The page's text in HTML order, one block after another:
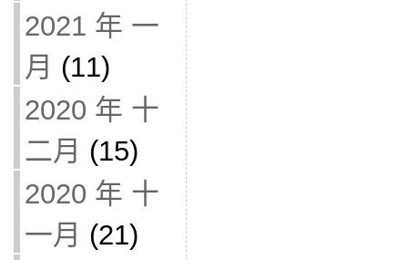
2021 年 一
月 (11)
2020 年 十
二月 (15)
2020 年 十
一月 (21)